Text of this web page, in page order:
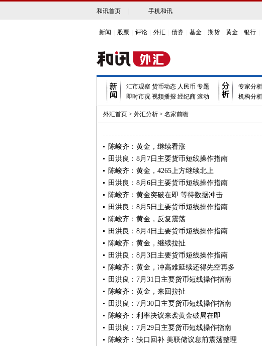
和讯首页 手机和讯
新闻 股票 评论 外汇 债券 基金 期货 黄金 银行
汇市观察 货币动态 人民币 专题
即时市况 视频播报 经纪商 滚动
专家分析
机构分析
外汇首页 > 外汇分析 > 名家前瞻
陈峻齐：黄金，继续看涨
田洪良：8月7日主要货币短线操作指南
陈峻齐：黄金，4265上方继续北上
田洪良：8月6日主要货币短线操作指南
陈峻齐：黄金突破在即 等待数据冲击
田洪良：8月5日主要货币短线操作指南
陈峻齐：黄金，反复震荡
田洪良：8月4日主要货币短线操作指南
陈峻齐：黄金，继续拉扯
田洪良：8月3日主要货币短线操作指南
陈峻齐：黄金，冲高难延续还得先空再多
田洪良：7月31日主要货币短线操作指南
陈峻齐：黄金，来回拉扯
田洪良：7月30日主要货币短线操作指南
陈峻齐：利率决议来袭黄金破局在即
田洪良：7月29日主要货币短线操作指南
陈峻齐：缺口回补 美联储议息前震荡整理